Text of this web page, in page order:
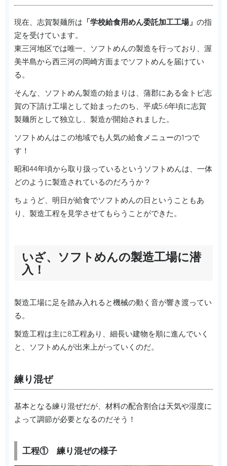
現在、志賀製麺所は 「学校給食用めん委託加工工場」 の指
定を受けています。
東三河地区では唯一、ソフトめんの製造を行っており、渥
美半島から西三河の岡崎方面までソフトめんを届けてい
る。
そんな、ソフトめん製造の始まりは、蒲郡にある金トビ志
賀の下請け工場として始まったのち、平成5.6年頃に志賀
製麺所として独立し、製造が開始されました。
ソフトめんはこの地域でも人気の給食メニューの1つで
す！
昭和44年頃から取り扱っているというソフトめんは、一体
どのように製造されているのだろうか？
ちょうど、明日が給食でソフトめんの日ということもあ
り、製造工程を見学させてもらうことができた。
いざ、ソフトめんの製造工場に潜
入！
製造工場に足を踏み入れると機械の動く音が響き渡ってい
る。
製造工程は主に8工程あり、細長い建物を順に進んでいく
と、ソフトめんが出来上がっていくのだ。
練り混ぜ
基本となる練り混ぜだが、材料の配合割合は天気や湿度に
よって調節が必要となるのだそう！
工程① 練り混ぜの様子